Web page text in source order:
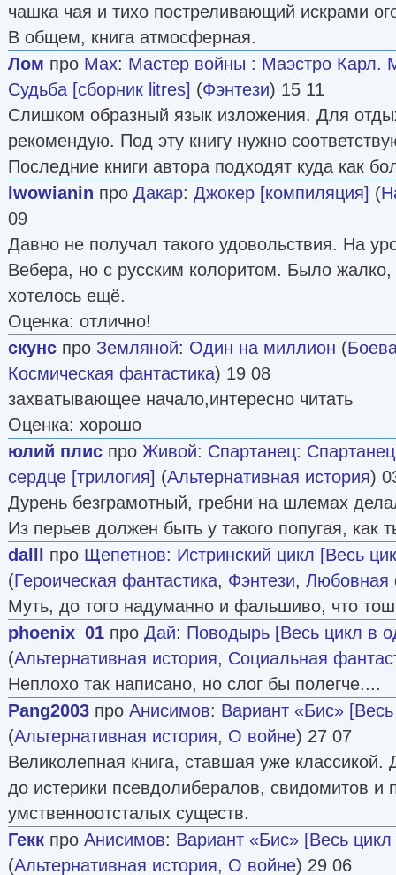
чашка чая и тихо постреливающий искрами
В общем, книга атмосферная.
Лом про Мах: Мастер войны : Маэстро Карл.
Судьба [сборник litres] (Фэнтези) 15 11
Слишком образный язык изложения. Для
рекомендую. Под эту книгу нужно
Последние книги автора подходят куда как
lwowianin про Дакар: Джокер [компиляция] (
09
Давно не получал такого удовольствия. На
Вебера, но с русским колоритом. Было жалко,
хотелось ещё.
Оценка: отлично!
скунс про Земляной: Один на миллион (
Космическая фантастика) 19 08
захватывающее начало,интересно читать
Оценка: хорошо
юлий плис про Живой: Спартанец:
сердце [трилогия] (Альтернативная история)
Дурень безграмотный, гребни на шлемах
Из перьев должен быть у такого попугая, как
dalll
про Щепетнов: Истринский цикл [Весь
(Героическая фантастика, Фэнтези, Любовная
Муть, до того надуманно и фальшиво, что
phoenix_01 про Дай: Поводырь [Весь цикл в
(Альтернативная история, Социальная
Неплохо так написано, но слог бы полегче....
Pang2003 про Анисимов: Вариант «Бис»
(Альтернативная история, О войне) 27 07
Великолепная книга, ставшая уже
до истерики псевдолибералов, свидомитов и
умственноотсталых существ.
Гекк про Анисимов: Вариант «Бис» [Весь
(Альтернативная история, О войне) 29 06